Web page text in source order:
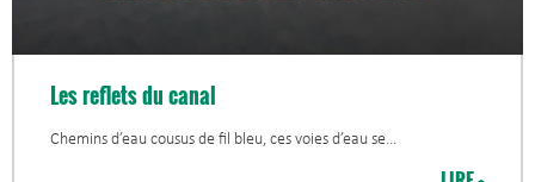
Les reflets du canal
Chemins d’eau cousus de fil bleu, ces voies d’eau se